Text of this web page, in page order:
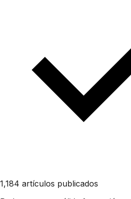
1,184 artículos publicados